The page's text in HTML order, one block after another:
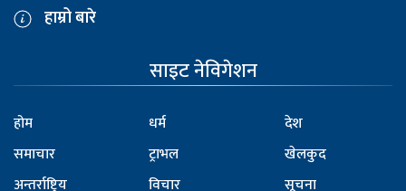
हाम्रो बारे
साइट नेविगेशन
होम
समाचार
अन्तर्राष्ट्रिय
धर्म
ट्राभल
विचार
देश
खेलकुद
सूचना